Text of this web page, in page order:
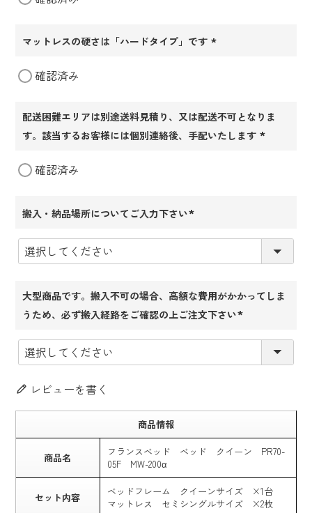
マットレスの硬さは「ハードタイプ」です
確認済み
配送困難エリアは別途送料見積り、又は配送不可となりま
す。該当するお客様には個別連絡後、手配いたします
確認済み
搬入・納品場所についてご入力下さい
大型商品です。搬入不可の場合、高額な費用がかかってしま
うため、必ず搬入経路をご確認の上ご注文下さい
レビューを書く
商品情報
商品名
フランスベッド ベッド クイーン PR70-
05F MW-200α
セット内容
ベッドフレーム クイーンサイズ ×1台
マットレス セミシングルサイズ ×2枚